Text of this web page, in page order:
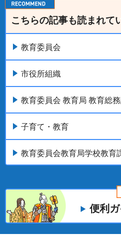
こちらの記事も読まれて
教育委員会
市役所組織
教育委員会 教育局 教育総
子育て・教育
教育委員会教育局学校教育
便利